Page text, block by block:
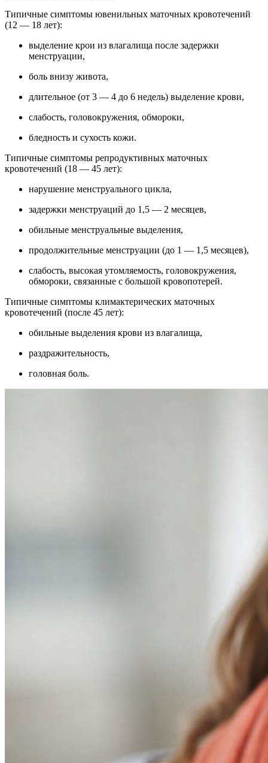
Типичные симптомы ювенильных маточных кровотечений
(12 — 18 лет):
выделение крои из влагалища после задержки
менструации,
боль внизу живота,
длительное (от 3 — 4 до 6 недель) выделение крови,
слабость, головокружения, обмороки,
бледность и сухость кожи.
Типичные симптомы репродуктивных маточных
кровотечений (18 — 45 лет):
нарушение менструального цикла,
задержки менструаций до 1,5 — 2 месяцев,
обильные менструальные выделения,
продолжительные менструации (до 1 — 1,5 месяцев),
слабость, высокая утомляемость, головокружения,
обмороки, связанные с большой кровопотерей.
Типичные симптомы климактерических маточных
кровотечений (после 45 лет):
обильные выделения крови из влагалища,
раздражительность,
головная боль.